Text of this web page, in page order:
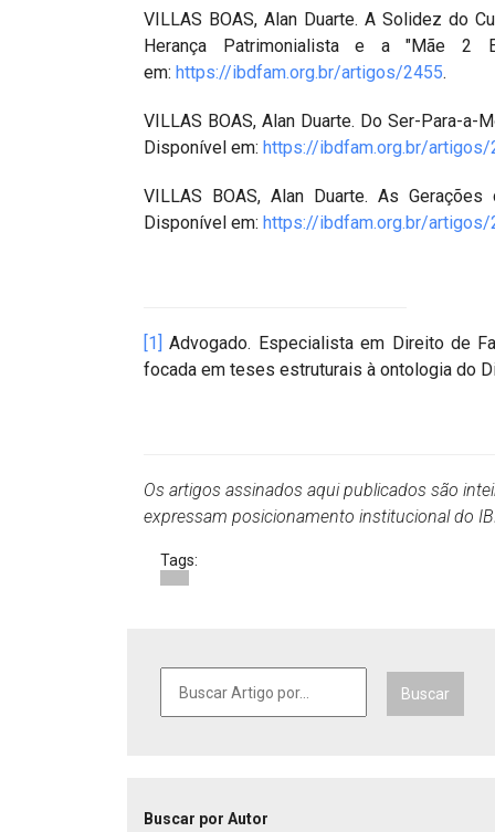
VILLAS BOAS, Alan Duarte. A Solidez do
Herança Patrimonialista e a "Mãe
em: https://ibdfam.org.br/artigos/2455.
VILLAS BOAS, Alan Duarte. Do Ser-Para-a-
Disponível em: https://ibdfam.org.br/artigos/
VILLAS BOAS, Alan Duarte. As
Disponível em: https://ibdfam.org.br/artigos/
[1] Advogado. Especialista em Direito de
focada em teses estruturais à ontologia do
Os artigos assinados aqui publicados são
expressam posicionamento institucional do
Tags:
Buscar
Buscar por Autor